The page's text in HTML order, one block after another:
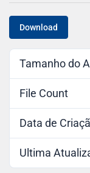
Download
Tamanho do
File Count
Data de
Ultima